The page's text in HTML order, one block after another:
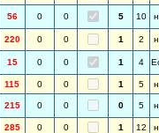
56 0 0 5 10
220 0 0 1 2
15 0 0 1 4
115 0 0 1 5
215 0 0 0 5
285 0 0 1 12